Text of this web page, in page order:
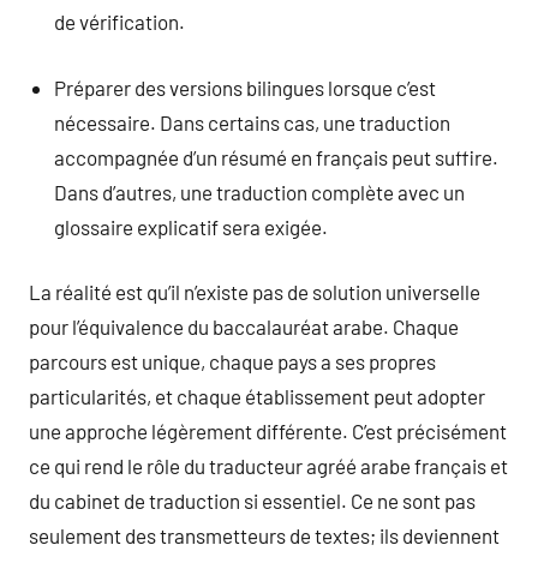
de vérification.
Préparer des versions bilingues lorsque c’est
nécessaire. Dans certains cas, une traduction
accompagnée d’un résumé en français peut suffire.
Dans d’autres, une traduction complète avec un
glossaire explicatif sera exigée.
La réalité est qu’il n’existe pas de solution universelle
pour l’équivalence du baccalauréat arabe. Chaque
parcours est unique, chaque pays a ses propres
particularités, et chaque établissement peut adopter
une approche légèrement différente. C’est précisément
ce qui rend le rôle du traducteur agréé arabe français et
du cabinet de traduction si essentiel. Ce ne sont pas
seulement des transmetteurs de textes; ils deviennent